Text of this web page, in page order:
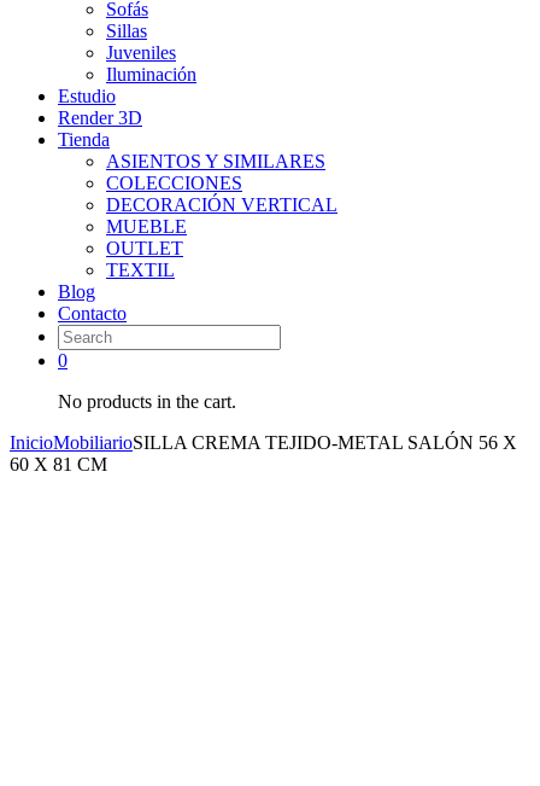
Sofás
Sillas
Juveniles
Iluminación
Estudio
Render 3D
Tienda
ASIENTOS Y SIMILARES
COLECCIONES
DECORACIÓN VERTICAL
MUEBLE
OUTLET
TEXTIL
Blog
Contacto
0
No products in the cart.
InicioMobiliarioSILLA CREMA TEJIDO-METAL SALÓN 56 X
60 X 81 CM